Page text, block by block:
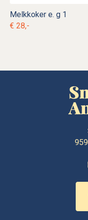
Melkkoker e. g 1
€ 28,-